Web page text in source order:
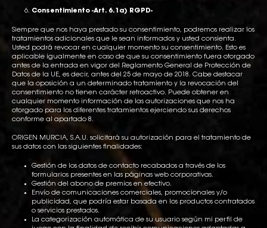
Consentimiento -Art. 6.1a) RGPD-
Siempre que nos haya prestado su consentimiento, podremos realizar los
tratamientos adicionales que le sean informados y usted consienta.
Usted podrá revocar en cualquier momento su consentimiento. Esto es
aplicable igualmente en caso de que su consentimiento fuera otorgado
antes de la entrada en vigor del Reglamento General de Protección de
Datos de la UE, es decir, antes del 25 de mayo de 2018. Cabe destacar
que la oposición a un determinado tratamiento y la revocación del
consentimiento no tienen carácter retroactivo. Puede obtener en
cualquier momento información de las autorizaciones que nos ha
otorgado para los diferentes tratamientos ejerciendo sus derechos
conforme al apartado 8.
ORIGEN MURCIA, S.A.U. solicitará su autorización para el tratamiento de
sus datos con las siguientes finalidades:
Gestión de los datos de contacto recabados a través de los
formularios presentes en las páginas web corporativas.
Gestión del abono de premios en efectivo.
Envío de comunicaciones comerciales, promocionales y/o
publicidad, que podría estar basada en los productos contratados
o servicios prestados.
La categorización automática de su usuario según mi perfil de